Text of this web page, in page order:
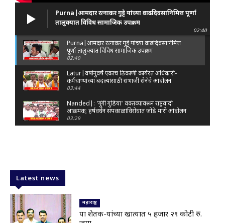
Purna|आमदार रत्नाकर गुट्टे यांच्या वाढदिवसानिमित्त पूर्णा
तालुक्यात विविध सामाजिक उपक्रम
02:40
Purna|आमदार रत्नाकर गुट्टे यांच्या वाढदिवसानिमित्त
पूर्णा तालुक्यात विविध सामाजिक उपक्रम
02:40
Latur|वर्षानुवर्षे एकाच ठिकाणी कार्यरत अधिकारी-
कर्मचाऱ्यांच्या बदल्यांसाठी संभाजी सेनेचे आंदोलन
03:44
Nanded|: 'गुंगी गुडिया' वक्तव्यावरून राष्ट्रवादी
आक्रमक; हर्षवर्धन सपकाळांविरोधात जोडे मारो आंदोलन
03:29
Latur|नांदेड–बिदर महामार्गावरील सिमेंट रस्त्याला मोठ्या
भेगा; अपघाताचा धोका
00:59
Latest news
महाराष्ट्र
पात्र शेतक-यांच्या खात्यात ५ हजार २९ कोटी रु.